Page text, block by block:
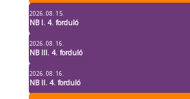
2026. 08. 15.
NB I. 4. forduló
2026. 08. 16.
NB III. 4. forduló
2026. 08. 16.
NB II. 4. forduló